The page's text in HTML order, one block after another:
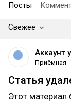
Посты
Свежее
Аккаунт
Приёмная
Статья
Этот материал